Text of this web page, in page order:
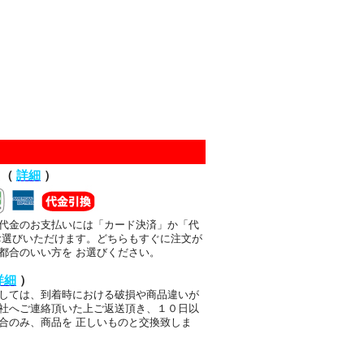
詳細 ）
金のお支払いには「カード決済」か「代
びいただけます。どちらもすぐに注文が
合のいい方を お選びください。
細 ）
ては、到着時における破損や商品違いが
へご連絡頂いた上ご返送頂き、１０日以
のみ、商品を 正しいものと交換致しま